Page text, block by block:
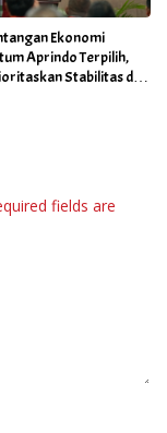
Ekonomi
Aprindo Terpilih,
Stabilitas dan
fields are